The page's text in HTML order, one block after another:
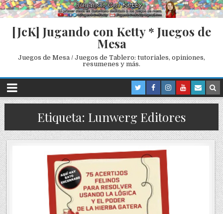
[JcK] Jugando con Ketty * Juegos de
Mesa
Juegos de Mesa / Juegos de Tablero: tutoriales, opiniones,
resumenes y más.
Etiqueta: Lunwerg Editores